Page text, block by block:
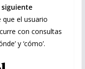
el usuario
con consultas
y ‘cómo’.